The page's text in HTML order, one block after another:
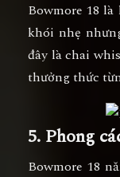
Bowmore 18
khói nhẹ
đây là chai
thưởng thức
5. Phong
Bowmore 18